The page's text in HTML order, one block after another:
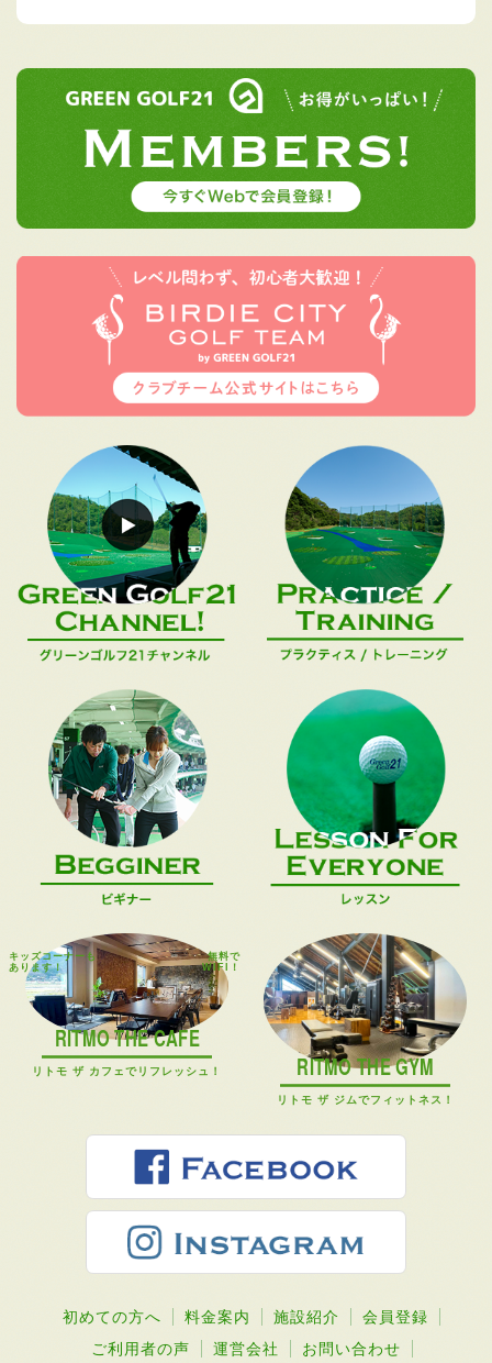
キッズコーナーも
あります！
無料で
WIFI！
RITMO THE CAFE
リトモ ザ カフェでリフレッシュ！ RITMO THE GYM
リトモ ザ ジムでフィットネス！
初めての方へ 料金案内 施設紹介
会員登録
ご利用者の声
運営会社 お問い合わせ